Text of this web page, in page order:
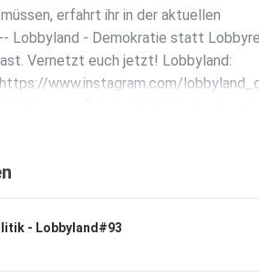
erfahrt ihr in der aktuellen
Lobbyland - Demokratie statt
Vernetzt euch jetzt! Lobbyland:
www.instagram.com/
marco.buelow https://twitter.com/
Flo (Producer)
Feedback? Mitmachen?
:-)
- Lobbyland#93